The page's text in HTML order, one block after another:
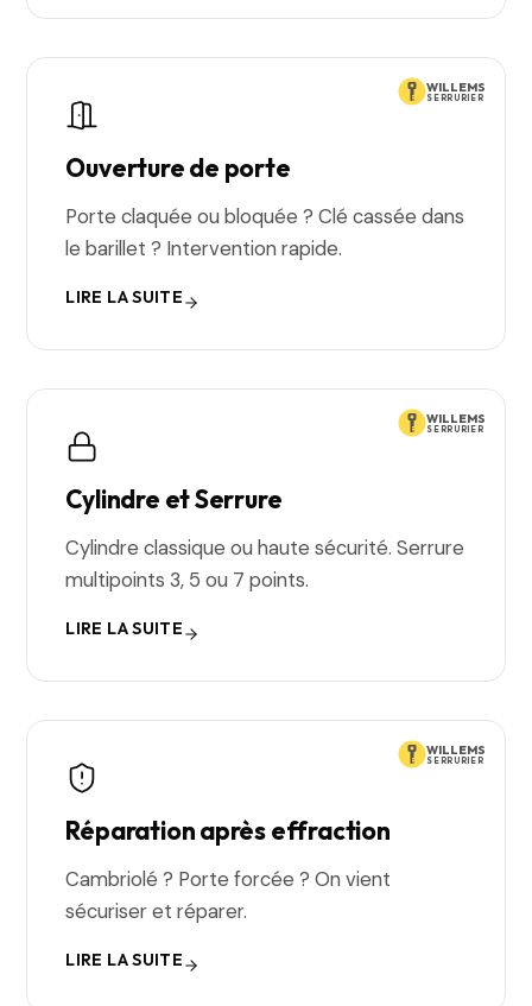
WILLEMS
SERRURIER
Ouverture de porte
Porte claquée ou bloquée ? Clé cassée dans
le barillet ? Intervention rapide.
LIRE LA SUITE
WILLEMS
SERRURIER
Cylindre et Serrure
Cylindre classique ou haute sécurité. Serrure
multipoints 3, 5 ou 7 points.
LIRE LA SUITE
WILLEMS
SERRURIER
Réparation après effraction
Cambriolé ? Porte forcée ? On vient
sécuriser et réparer.
LIRE LA SUITE